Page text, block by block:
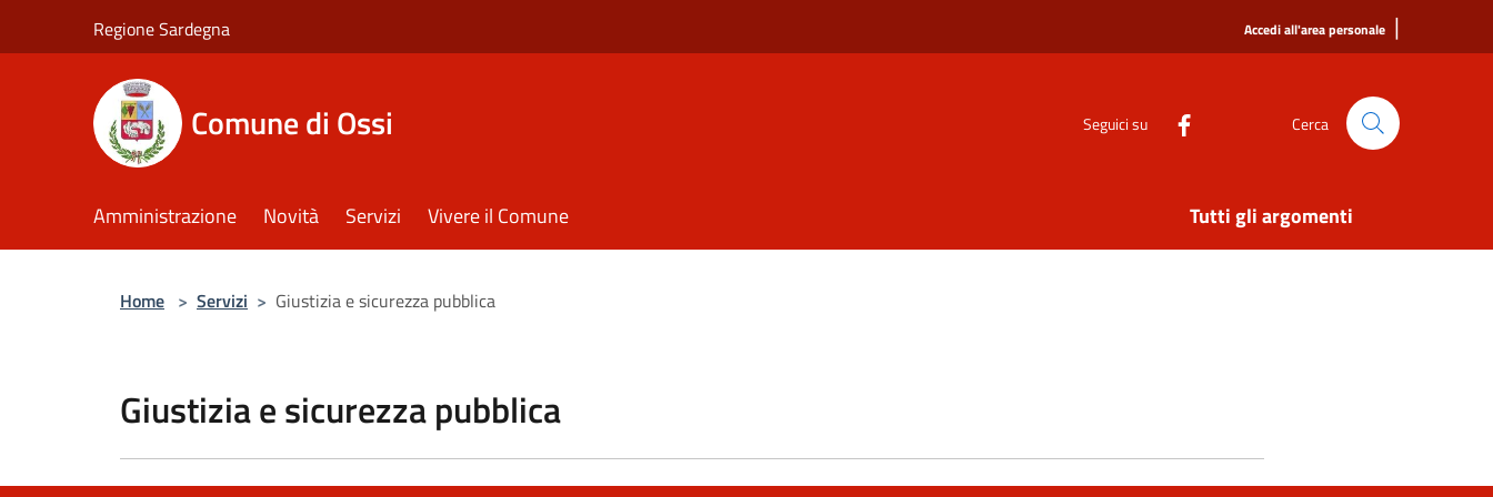
Regione Sardegna Accedi all'area personale |
Comune di Ossi Seguici su Cerca
Amministrazione Novità Servizi Vivere il Comune Tutti gli argomenti
Home > Servizi > Giustizia e sicurezza pubblica
Giustizia e sicurezza pubblica